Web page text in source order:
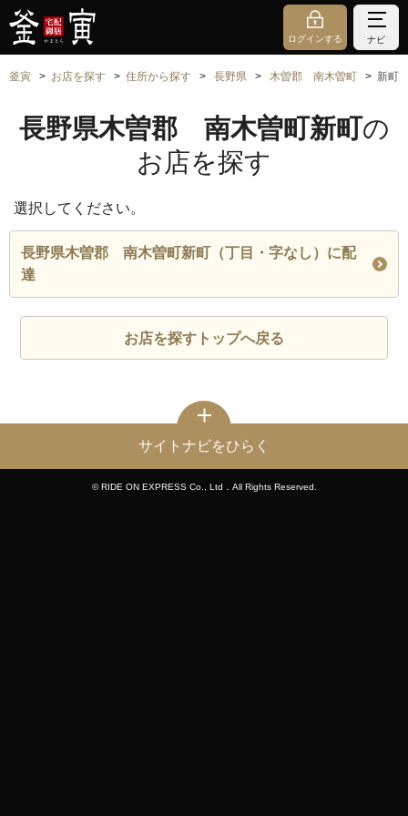
ログインする ナビ
釜寅 お店を探す 住所から探す 長野県 木曽郡 南木曽町 新町
長野県木曽郡 南木曽町新町の
お店を探す
選択してください。
長野県木曽郡 南木曽町新町（丁目・字なし）に配
達
お店を探すトップへ戻る
サイトナビをひらく
© RIDE ON EXPRESS Co., Ltd．All Rights Reserved.